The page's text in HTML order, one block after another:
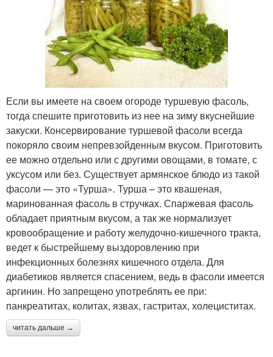
Если вы имеете на своем огороде туршевую фасоль,
тогда спешите приготовить из нее на зиму вкуснейшие
закуски. Консервирование туршевой фасоли всегда
покоряло своим непревзойденным вкусом. Приготовить
ее можно отдельно или с другими овощами, в томате, с
уксусом или без. Существует армянское блюдо из такой
фасоли — это «Турша». Турша – это квашеная,
маринованная фасоль в стручках. Спаржевая фасоль
обладает приятным вкусом, а так же нормализует
кровообращение и работу желудочно-кишечного тракта,
ведет к быстрейшему выздоровлению при
инфекционных болезнях кишечного отдела. Для
диабетиков является спасением, ведь в фасоли имеется
аргинин. Но запрещено употреблять ее при:
панкреатитах, колитах, язвах, гастритах, холециститах.
читать дальше →